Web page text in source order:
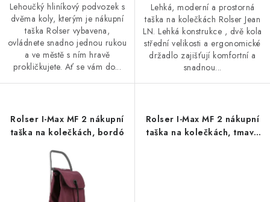
Lehoučký hliníkový podvozek s
dvěma koly, kterým je nákupní
taška Rolser vybavena,
ovládnete snadno jednou rukou
a ve městě s ním hravě
prokličkujete. Ať se vám do...
Lehká, moderní a prostorná
taška na kolečkách Rolser Jean
LN. Lehká konstrukce , dvě kola
střední velikosti a ergonomické
držadlo zajišťují komfortní a
snadnou...
Rolser I-Max MF 2 nákupní
taška na kolečkách, bordó
Rolser I-Max MF 2 nákupní
taška na kolečkách, tmavě